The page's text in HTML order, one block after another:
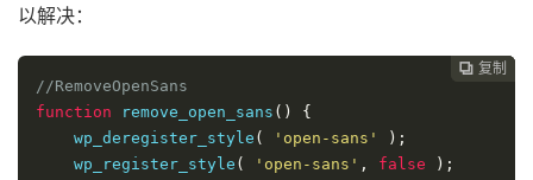
以解决：
 复制
 复制
 复制
//RemoveOpenSans
function remove_open_sans ()
{
    wp_deregister_style
( 'open-sans'
);
    wp_register_style
( 'open-sans' , false
);